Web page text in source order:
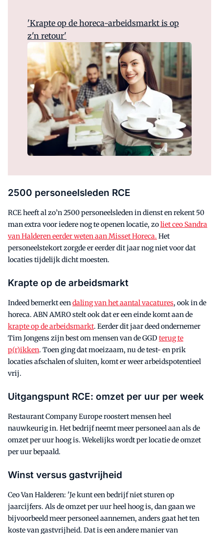
'Krapte op de horeca-arbeidsmarkt is op
z'n retour'
2500 personeelsleden RCE
RCE heeft al zo’n 2500 personeelsleden in dienst en rekent 50
man extra voor iedere nog te openen locatie, zoliet ceo Sandra
van Halderen eerder weten aan Misset Horeca. Het
personeelstekort zorgde er eerder dit jaar nog niet voor dat
locaties tijdelijk dicht moesten.
Krapte op de arbeidsmarkt
Indeed bemerkt eendaling van het aantal vacatures, ook in de
horeca. ABN AMRO stelt ook dat er een einde komt aan de
krapte op de arbeidsmarkt. Eerder dit jaar deed ondernemer
Tim Jongens zijn best om mensen van de GGD terug te
p(r)ikken. Toen ging dat moeizaam, nu de test- en prik
locaties afschalen of sluiten, komt er weer arbeidspotentieel
vrij.
Uitgangspunt RCE: omzet per uur per week
Restaurant Company Europe roostert mensen heel
nauwkeurig in. Het bedrijf neemt meer personeel aan als de
omzet per uur hoog is. Wekelijks wordt per locatie de omzet
per uur bepaald.
Winst versus gastvrijheid
Ceo Van Halderen: 'Je kunt een bedrijf niet sturen op
jaarcijfers. Als de omzet per uur heel hoog is, dan gaan we
bijvoorbeeld meer personeel aannemen, anders gaat het ten
koste van gastvrijheid. Dat is een andere manier van